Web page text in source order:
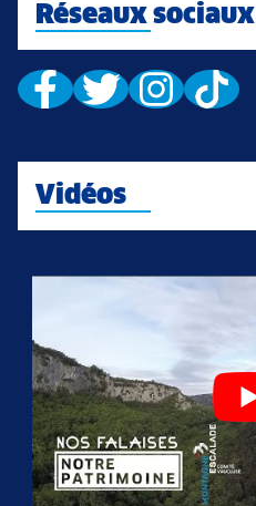
Réseaux sociaux
Vidéos